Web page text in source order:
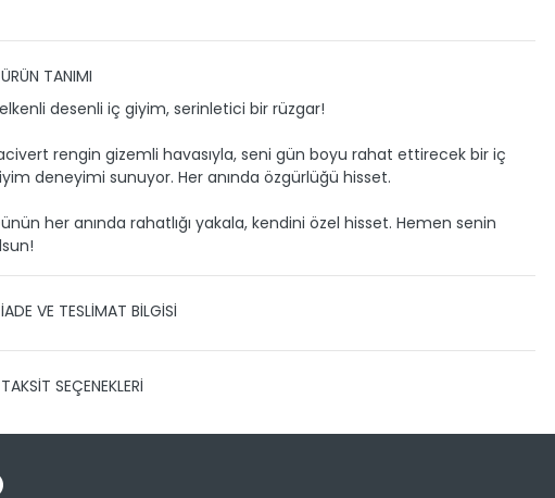
ÜRÜN TANIMI
desenli iç giyim, serinletici bir rüzgar!
rengin gizemli havasıyla, seni gün boyu rahat ettirecek bir iç
deneyimi sunuyor. Her anında özgürlüğü hisset.
her anında rahatlığı yakala, kendini özel hisset. Hemen senin
İADE VE TESLİMAT BİLGİSİ
gönderimini anlaşmalı olduğumuz PTT, HEPSİJET ve BOVO
teslim edilir.
kargo takibini nasıl yapabilirim?
TAKSİT SEÇENEKLERİ